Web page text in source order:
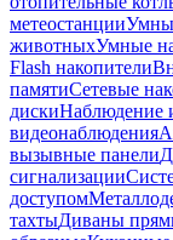
метеостанции
животныхУмные
Flash накопители
памятиСетевые
дискиНаблюдение
видеонаблюдения
вызывные панели
сигнализации
доступом
тахтыДиваны